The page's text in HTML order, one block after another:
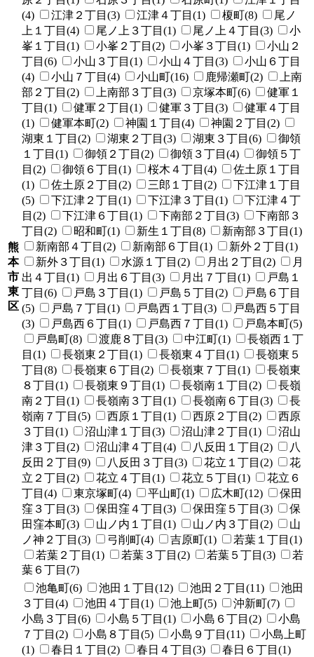
熊
本
市
東
区
(4)
江津２丁目(3) 江津４丁目(1) 榎町(8)
尾ノ
上１丁目(4)
尾ノ上３丁目(1) 尾ノ上４丁目(3)
小
峯１丁目(1)
小峯２丁目(2) 小峯３丁目(1)
小山２
丁目(6)
小山３丁目(1) 小山４丁目(3)
小山６丁目
(4)
小山７丁目(4) 小山町(16) 鹿帰瀬町(2)
上南
部２丁目(2)
上南部３丁目(3) 京塚本町(6)
健軍１
丁目(1)
健軍２丁目(1) 健軍３丁目(3)
健軍４丁目
(1)
健軍本町(2) 神園１丁目(4)
神園２丁目(2)
湖東１丁目(2)
湖東２丁目(3) 湖東３丁目(6)
御領
１丁目(1)
御領２丁目(2) 御領３丁目(4)
御領５丁
目(2)
御領６丁目(1) 桜木４丁目(4)
佐土原１丁目
(1)
佐土原２丁目(2) 三郎１丁目(2)
下江津１丁目
(5)
下江津２丁目(1) 下江津３丁目(1)
下江津４丁
目(2)
下江津６丁目(1) 下南部２丁目(3)
下南部３
丁目(2)
昭和町(1) 新生１丁目(8)
新南部３丁目(1)
新南部４丁目(2)
新南部６丁目(1)
新外２丁目(1)
新外３丁目(1)
水源１丁目(2) 月出２丁目(2)
月
出４丁目(1)
月出６丁目(3) 月出７丁目(1)
戸島１
丁目(6)
戸島３丁目(1) 戸島５丁目(2)
戸島６丁目
(5)
戸島７丁目(1) 戸島西１丁目(3)
戸島西５丁目
(3)
戸島西６丁目(1) 戸島西７丁目(1)
戸島本町(5)
戸島町(8)
渡鹿８丁目(3) 中江町(1)
長嶺西１丁
目(1)
長嶺東２丁目(1) 長嶺東４丁目(1)
長嶺東５
丁目(8)
長嶺東６丁目(2) 長嶺東７丁目(1)
長嶺東
８丁目(1)
長嶺東９丁目(1) 長嶺南１丁目(2)
長嶺
南２丁目(1)
長嶺南３丁目(1) 長嶺南６丁目(3)
長
嶺南７丁目(5)
西原１丁目(1) 西原２丁目(2)
西原
３丁目(1)
沼山津１丁目(3) 沼山津２丁目(1)
沼山
津３丁目(2)
沼山津４丁目(4) 八反田１丁目(2)
八
反田２丁目(9)
八反田３丁目(3) 花立１丁目(2)
花
立２丁目(2)
花立４丁目(1) 花立５丁目(1)
花立６
丁目(4)
東京塚町(4) 平山町(1) 広木町(12)
保田
窪３丁目(3)
保田窪４丁目(3) 保田窪５丁目(3)
保
田窪本町(3)
山ノ内１丁目(1) 山ノ内３丁目(2)
山
ノ神２丁目(3)
弓削町(4) 吉原町(1)
若葉１丁目(1)
若葉２丁目(1)
若葉３丁目(2) 若葉５丁目(3)
若
葉６丁目(7)
池亀町(6) 池田１丁目(12) 池田２丁目(11)
池田
３丁目(4)
池田４丁目(1) 池上町(5)
沖新町(7)
小島３丁目(6)
小島５丁目(1) 小島６丁目(2)
小島
７丁目(2)
小島８丁目(5) 小島９丁目(11)
小島上町
(1)
春日１丁目(2) 春日４丁目(3)
春日６丁目(1)